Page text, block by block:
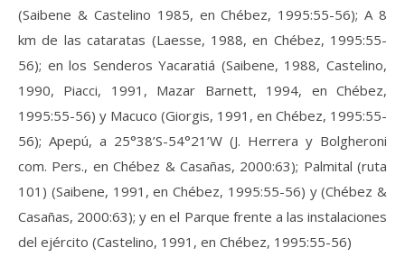
(Saibene & Castelino 1985, en Chébez, 1995:55-56); A 8
km de las cataratas (Laesse, 1988, en Chébez, 1995:55-
56); en los Senderos Yacaratiá (Saibene, 1988, Castelino,
1990, Piacci, 1991, Mazar Barnett, 1994, en Chébez,
1995:55-56) y Macuco (Giorgis, 1991, en Chébez, 1995:55-
56); Apepú, a 25°38’S-54°21’W (J. Herrera y Bolgheroni
com. Pers., en Chébez & Casañas, 2000:63); Palmital (ruta
101) (Saibene, 1991, en Chébez, 1995:55-56) y (Chébez &
Casañas, 2000:63); y en el Parque frente a las instalaciones
del ejército (Castelino, 1991, en Chébez, 1995:55-56)